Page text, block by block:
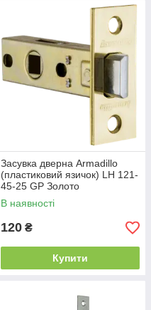
Засувка дверна Armadillo
(пластиковий язичок) LH 121-
45-25 GP Золото
В наявності
120 ₴
Купити